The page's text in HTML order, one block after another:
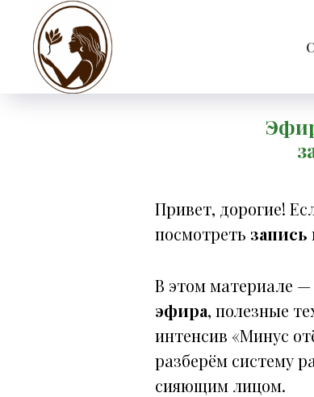
Привет, дорогие!
посмотреть запись
В этом материале —
эфира, полезные
интенсив «Минус
разберём систему
сияющим лицом.